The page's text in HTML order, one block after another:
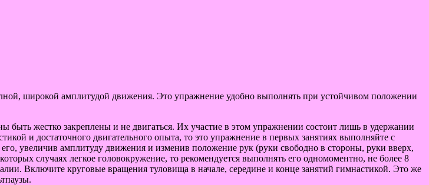
широкой амплитудой движения. Это упражнение удобно выполнять при устойчивом положении
жестко закреплены и не двигаться. Их участие в этом упражнении состоит лишь в удержании
и достаточного двигательного опыта, то это упражнение в первых занятиях выполняйте с
увеличив амплитуду движения и изменив положение рук (руки свободно в стороны, руки вверх,
случаях легкое головокружение, то рекомендуется выполнять его одномоментно, не более 8
Включите круговые вращения туловища в начале, середине и конце занятий гимнастикой. Это же